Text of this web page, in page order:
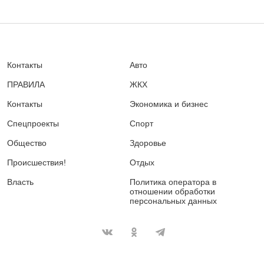
Контакты
ПРАВИЛА
Контакты
Спецпроекты
Общество
Происшествия!
Власть
Авто
ЖКХ
Экономика и бизнес
Спорт
Здоровье
Отдых
Политика оператора в
отношении обработки
персональных данных